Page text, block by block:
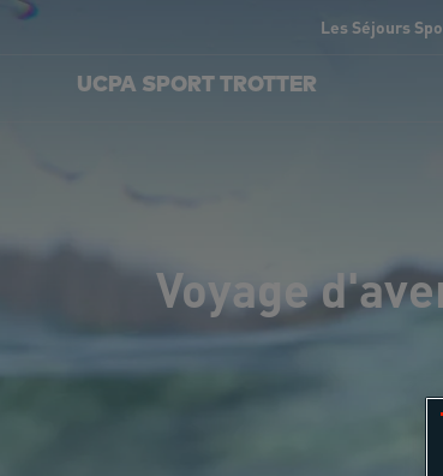
Les Séjours
UCPA SPORT TROTTER
Voyage